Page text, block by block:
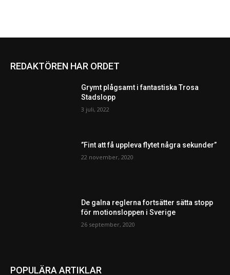
REDAKTÖREN HAR ORDET
Grymt plågsamt i fantastiska Trosa
Stadslopp
3 juli, 2022
”Fint att få uppleva flytet några sekunder”
22 november, 2020
De galna reglerna fortsätter sätta stopp
för motionsloppen i Sverige
26 september, 2020
POPULÄRA ARTIKLAR